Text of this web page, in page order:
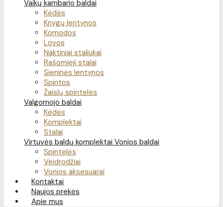
Vaikų kambario baldai
Kėdės
Knygų lentynos
Komodos
Lovos
Naktiniai staliukai
Rašomieji stalai
Sieninės lentynos
Spintos
Žaislų spintelės
Valgomojo baldai
Kėdės
Komplektai
Stalai
Virtuvės baldų komplektai Vonios baldai
Spintelės
Veidrodžiai
Vonios aksesuarai
Kontaktai
Naujos prekės
Apie mus